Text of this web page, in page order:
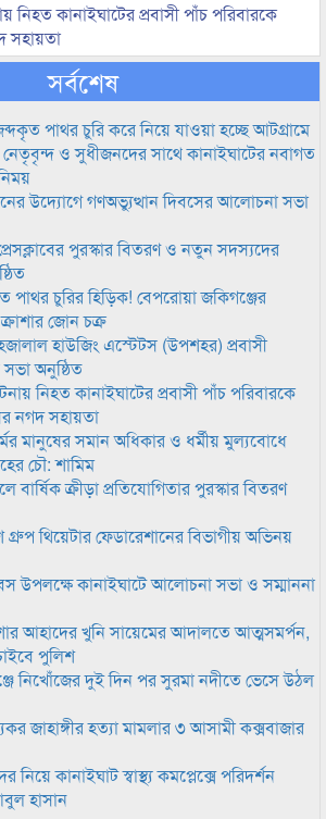
নিহত কানাইঘাটের প্রবাসী পাঁচ পরিবারকে
সহায়তা
সর্বশেষ
পাথর চুরি করে নিয়ে যাওয়া হচ্ছে আটগ্রামে
ও সুধীজনদের সাথে কানাইঘাটের নবাগত
উদ্যোগে গণঅভ্যুত্থান দিবসের আলোচনা সভা
পুরস্কার বিতরণ ও নতুন সদস্যদের
পাথর চুরির হিড়িক! বেপরোয়া জকিগঞ্জের
জোন চক্র
হাউজিং এস্টেটস (উপশহর) প্রবাসী
অনুষ্ঠিত
নিহত কানাইঘাটের প্রবাসী পাঁচ পরিবারকে
নগদ সহায়তা
মানুষের সমান অধিকার ও ধর্মীয় মুল্যবোধে
চৌ: শামিম
বার্ষিক ক্রীড়া প্রতিযোগিতার পুরস্কার বিতরণ
গ্রুপ থিয়েটার ফেডারেশানের বিভাগীয় অভিনয়
উপলক্ষে কানাইঘাটে আলোচনা সভা ও সম্মাননা
আহাদের খুনি সায়েমের আদালতে আত্মসমর্পন,
পুলিশ
নিখোঁজের দুই দিন পর সুরমা নদীতে ভেসে উঠল
জাহাঙ্গীর হত্যা মামলার ৩ আসামী কক্সবাজার
নিয়ে কানাইঘাট স্বাস্থ্য কমপ্লেক্সে পরিদর্শন
হাসান